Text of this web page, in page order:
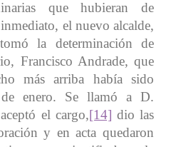
que hubieran de
el nuevo alcalde,
la determinación de
Francisco Andrade, que
más arriba había sido
enero. Se llamó a D.
el cargo,[14] dio las
y en acta quedaron